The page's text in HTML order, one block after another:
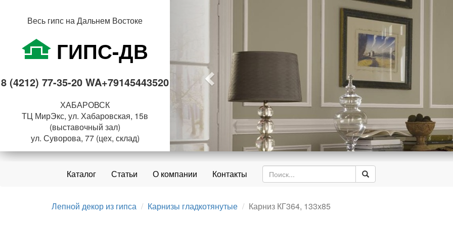
Весь гипс на Дальнем Востоке
ГИПС-ДВ
8 (4212) 77-35-20 WA+79145443520
ХАБАРОВСК
ТЦ МирЭкс, ул. Хабаровская, 15в
(выставочный зал)
ул. Суворова, 77 (цех, склад)
Пред
Каталог Статьи О компании Контакты
Лепной декор из гипса Карнизы гладкотянутые Карниз КГ364, 133х85